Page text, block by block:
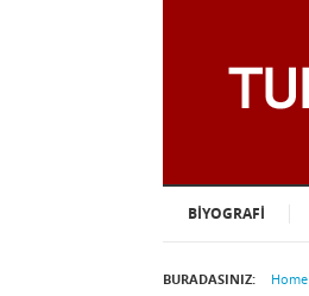
BIYOGRAFI
BURADASINIZ: Home